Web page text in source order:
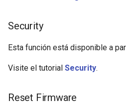
Security
Esta función está disponible a
Visite el tutorial Security.
Reset Firmware